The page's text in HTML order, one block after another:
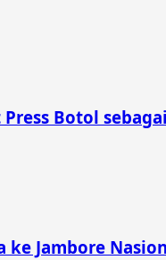
Botol
Jambore